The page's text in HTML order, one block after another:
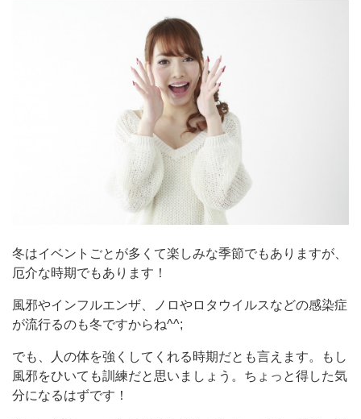
冬はイベントごとが多くて楽しみな季節でもありますが、
厄介な時期でもあります！
風邪やインフルエンザ、ノロやロタウイルスなどの感染症
が流行るのも冬ですからね^^;
でも、人の体を強くしてくれる時期だとも言えます。もし
風邪をひいても訓練だと思いましょう。ちょっと得した気
分になるはずです！